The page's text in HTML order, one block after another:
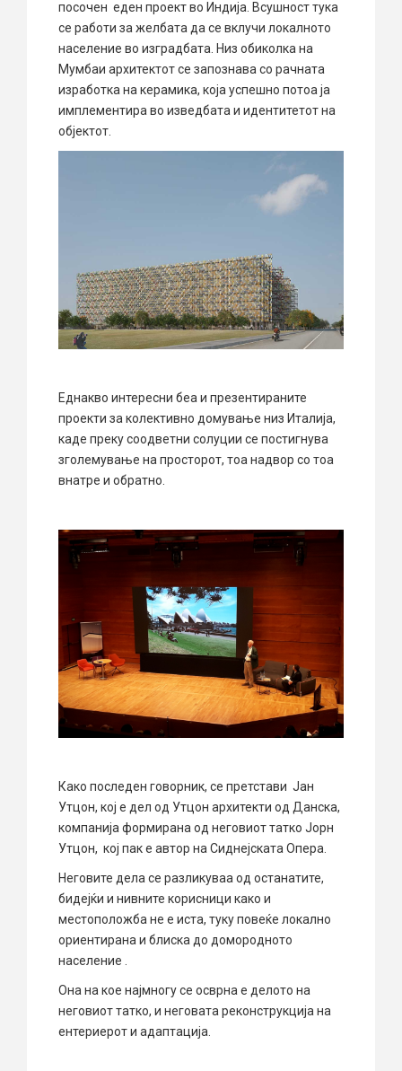
посочен еден проект во Индија. Всушност тука
се работи за желбата да се вклучи локалното
население во изградбата. Низ обиколка на
Мумбаи архитектот се запознава со рачната
изработка на керамика, која успешно потоа ја
имплементира во изведбата и идентитетот на
објектот.
Еднакво интересни беа и презентираните
проекти за колективно домување низ Италија,
каде преку соодветни солуции се постигнува
зголемување на просторот, тоа надвор со тоа
внатре и обратно.
Како последен говорник, се претстави Јан
Утцон, кој е дел од Утцон архитекти од Данска,
компанија формирана од неговиот татко Јорн
Утцон, кој пак е автор на Сиднејската Опера.
Неговите дела се разликуваа од останатите,
бидејќи и нивните корисници како и
местоположба не е иста, туку повеќе локално
ориентирана и блиска до домородното
население .
Она на кое најмногу се осврна е делото на
неговиот татко, и неговата реконструкција на
ентериерот и адаптација.